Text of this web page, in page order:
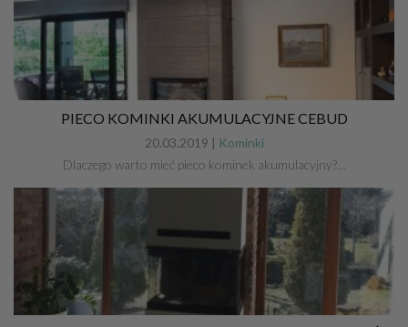
PIECO KOMINKI AKUMULACYJNE CEBUD
20.03.2019 | Kominki
Dlaczego warto mieć pieco kominek akumulacyjny?…